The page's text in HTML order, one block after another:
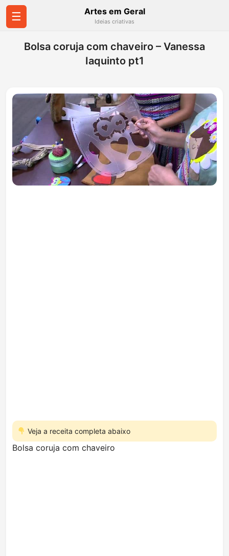
☰ Artes em Geral
Ideias criativas
Bolsa coruja com chaveiro – Vanessa
Iaquinto pt1
Veja a receita completa abaixo
Bolsa coruja com chaveiro